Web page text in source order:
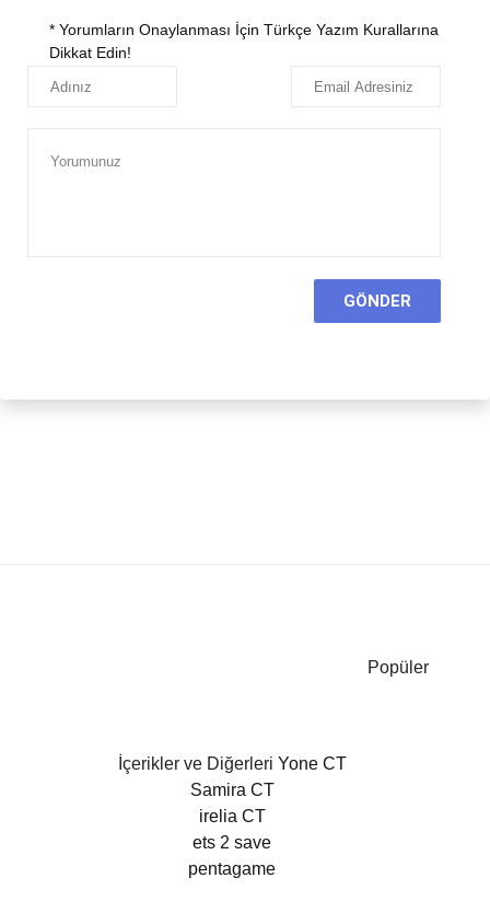
* Yorumların Onaylanması İçin Türkçe Yazım Kurallarına
Dikkat Edin!
Popüler
İçerikler ve Diğerleri Yone CT
Samira CT
irelia CT
ets 2 save
pentagame